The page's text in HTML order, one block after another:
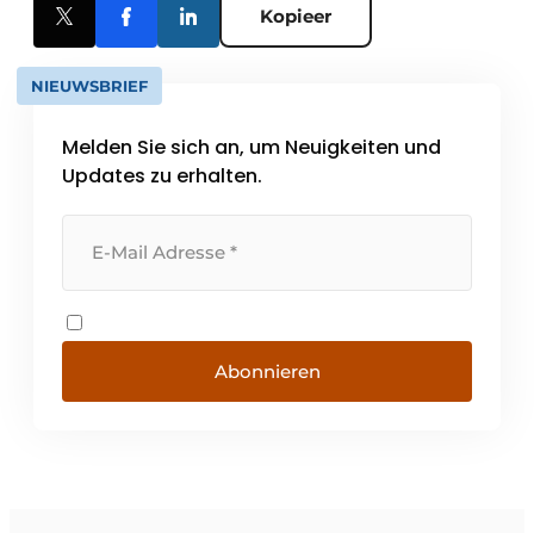
Kopieer
NIEUWSBRIEF
Melden Sie sich an, um Neuigkeiten und
Updates zu erhalten.
Abonnieren